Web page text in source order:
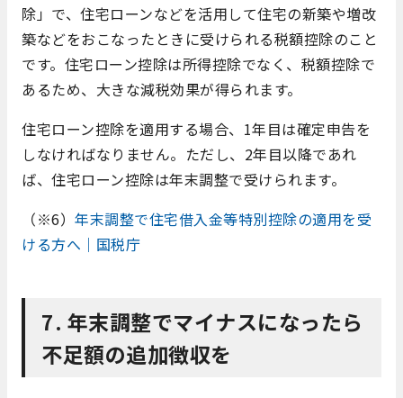
除」で、住宅ローンなどを活用して住宅の新築や増改
築などをおこなったときに受けられる税額控除のこと
です。住宅ローン控除は所得控除でなく、税額控除で
あるため、大きな減税効果が得られます。
住宅ローン控除を適用する場合、1年目は確定申告を
しなければなりません。ただし、2年目以降であれ
ば、住宅ローン控除は年末調整で受けられます。
（※6） 年末調整で住宅借入金等特別控除の適用を受
ける方へ｜国税庁
7. 年末調整でマイナスになったら
不足額の追加徴収を